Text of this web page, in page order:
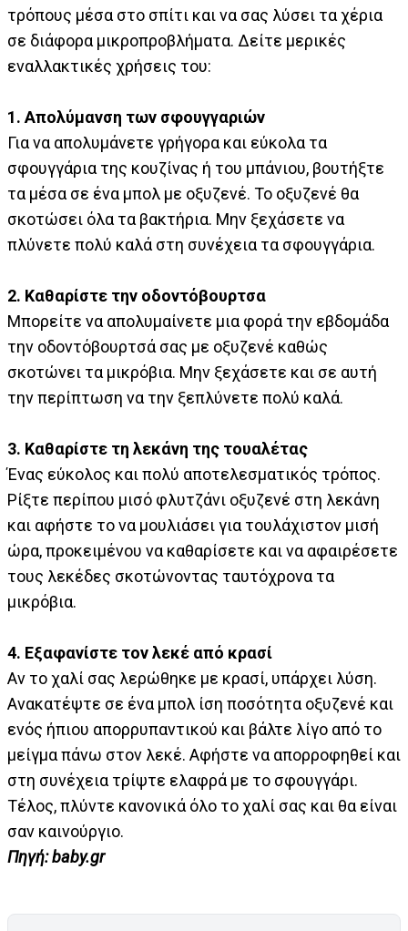
τρόπους μέσα στο σπίτι και να σας λύσει τα χέρια
σε διάφορα μικροπροβλήματα. Δείτε μερικές
εναλλακτικές χρήσεις του:
1. Απολύμανση των σφουγγαριών
Για να απολυμάνετε γρήγορα και εύκολα τα
σφουγγάρια της κουζίνας ή του μπάνιου, βουτήξτε
τα μέσα σε ένα μπολ με οξυζενέ. Το οξυζενέ θα
σκοτώσει όλα τα βακτήρια. Μην ξεχάσετε να
πλύνετε πολύ καλά στη συνέχεια τα σφουγγάρια.
2. Καθαρίστε την οδοντόβουρτσα
Μπορείτε να απολυμαίνετε μια φορά την εβδομάδα
την οδοντόβουρτσά σας με οξυζενέ καθώς
σκοτώνει τα μικρόβια. Μην ξεχάσετε και σε αυτή
την περίπτωση να την ξεπλύνετε πολύ καλά.
3. Καθαρίστε τη λεκάνη της τουαλέτας
Ένας εύκολος και πολύ αποτελεσματικός τρόπος.
Ρίξτε περίπου μισό φλυτζάνι οξυζενέ στη λεκάνη
και αφήστε το να μουλιάσει για τουλάχιστον μισή
ώρα, προκειμένου να καθαρίσετε και να αφαιρέσετε
τους λεκέδες σκοτώνοντας ταυτόχρονα τα
μικρόβια.
4. Εξαφανίστε τον λεκέ από κρασί
Αν το χαλί σας λερώθηκε με κρασί, υπάρχει λύση.
Ανακατέψτε σε ένα μπολ ίση ποσότητα οξυζενέ και
ενός ήπιου απορρυπαντικού και βάλτε λίγο από το
μείγμα πάνω στον λεκέ. Αφήστε να απορροφηθεί και
στη συνέχεια τρίψτε ελαφρά με το σφουγγάρι.
Τέλος, πλύντε κανονικά όλο το χαλί σας και θα είναι
σαν καινούργιο.
Πηγή: baby.gr